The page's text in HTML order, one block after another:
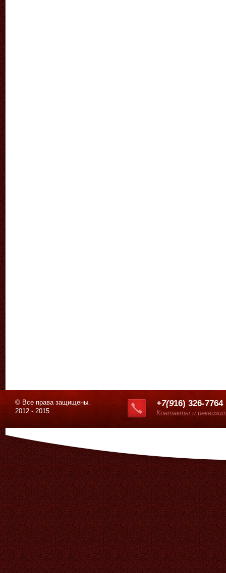
© Все права защищены.
2012 - 2015
+7(916) 326-7764
Контакты и